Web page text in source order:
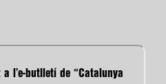
l’e-butlletí de “Catalunya